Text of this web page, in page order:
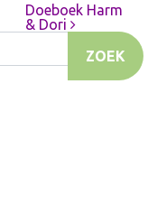
Doeboek Harm
& Dori